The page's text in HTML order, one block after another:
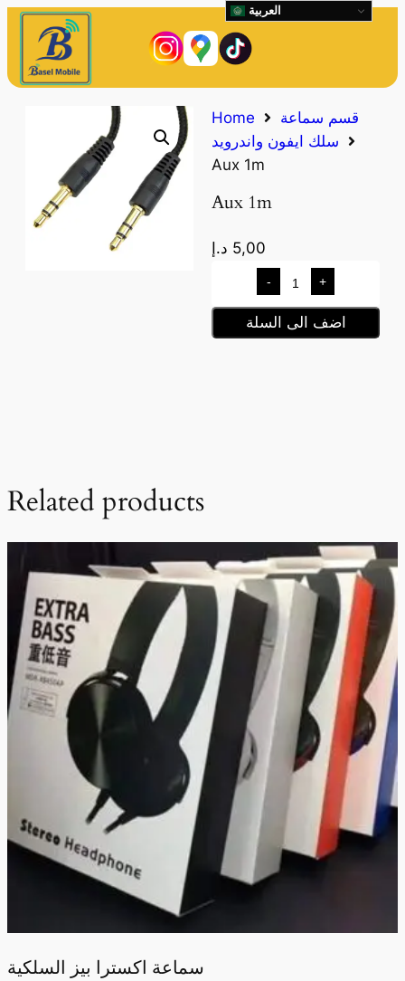
Home
قسم سماعة
سلك ايفون واندرويد
Aux 1m
Aux 1m
5,00 د.إ
- +
اضف الى السلة
Related products
سماعة اكسترا بيز السلكية
العربية